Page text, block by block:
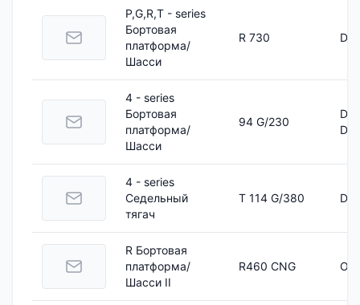
P,G,R,T - series
Бортовая
платформа/
Шасси
R 730 DC
4 - series
Бортовая
платформа/
Шасси
94 G/230
DC
4 - series
Седельный
тягач
T 114 G/380 DC
R Бортовая
платформа/
Шасси II
R460 CNG OC